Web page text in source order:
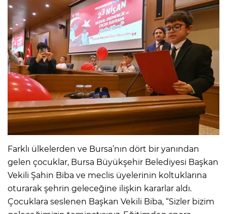
Farklı ülkelerden ve Bursa’nın dört bir yanından
gelen çocuklar, Bursa Büyükşehir Belediyesi Başkan
Vekili Şahin Biba ve meclis üyelerinin koltuklarına
oturarak şehrin geleceğine ilişkin kararlar aldı.
Çocuklara seslenen Başkan Vekili Biba, “Sizler bizim